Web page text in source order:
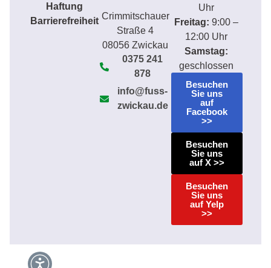
Haftung
Barrierefreiheit Crimmitschauer
Straße 4
08056 Zwickau
0375 241
878
info@fuss-
zwickau.de
Uhr
Freitag: 9:00 –
12:00 Uhr
Samstag:
geschlossen
Besuchen
Sie uns
auf
Facebook
>>
Besuchen
Sie uns
auf X >>
Besuchen
Sie uns
auf Yelp
>>
Weitere Informationen über den gesperrten Inhalt.